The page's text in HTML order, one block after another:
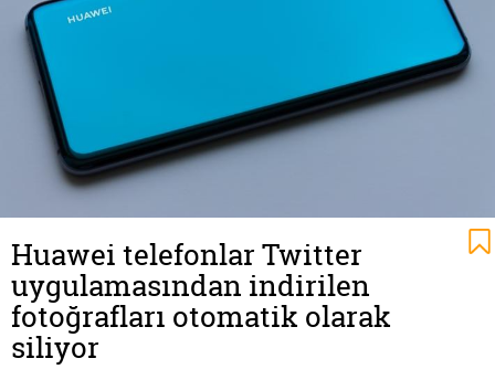
Huawei telefonlar Twitter
uygulamasından indirilen
fotoğrafları otomatik olarak
siliyor